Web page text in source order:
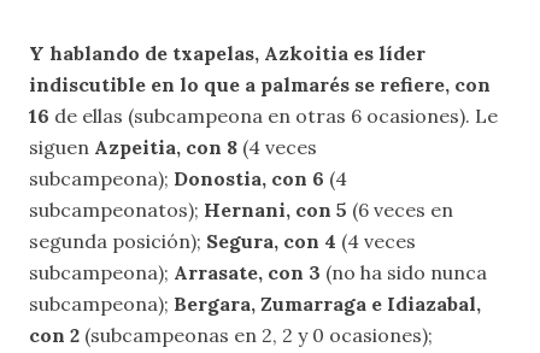
Y hablando de txapelas, Azkoitia es líder
indiscutible en lo que a palmarés se refiere, con
16 de ellas (subcampeona en otras 6 ocasiones). Le
siguen Azpeitia, con 8 (4 veces
subcampeona); Donostia, con 6 (4
subcampeonatos); Hernani, con 5 (6 veces en
segunda posición); Segura, con 4 (4 veces
subcampeona); Arrasate, con 3 (no ha sido nunca
subcampeona); Bergara, Zumarraga e Idiazabal,
con 2 (subcampeonas en 2, 2 y 0 ocasiones);